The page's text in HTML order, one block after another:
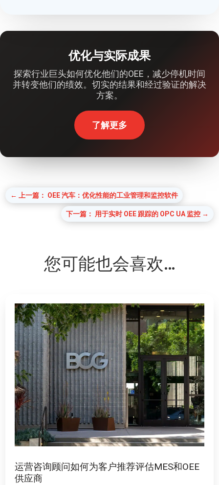
优化与实际成果
探索行业巨头如何优化他们的OEE，减少停机时间
并转变他们的绩效。切实的结果和经过验证的解决
方案。
了解更多
← 上一篇： OEE 汽车：优化性能的工业管理和监控软件
下一篇： 用于实时 OEE 跟踪的 OPC UA 监控→
您可能也会喜欢…
运营咨询顾问如何为客户推荐评估MES和OEE
供应商